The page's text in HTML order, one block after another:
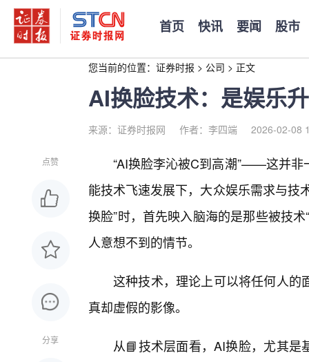
首页 快讯 要闻 股市
您当前的位置： 证券时报 > 公司 > 正文
AI换脸技术：是娱乐
来源：证券时报网 作者：李四端 2026-02-08
点赞
分享
“AI换脸李沁被C到高潮”——这并非
能技术飞速发展下，大众娱乐需求与技
换脸”时，首先映入脑海的是那些被技
人意想不到的情节。
这种技术，理论上可以将任何人的
真却虚假的影像。
从📘技术层面看，AI换脸，尤其是